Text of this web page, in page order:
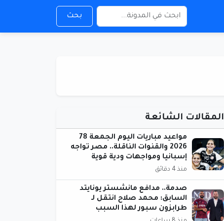
بحث
المقالات الشائعة
مواعيد مباريات اليوم الجمعة 78
2026 والقنوات الناقلة.. مصر تواجه
إسبانيا ومواجهات ودية قوية
منذ 4 دقائق
صدمة.. مدافع مانشستر يونايتد
السابق: محمد صلاح انتقل لـ
طرابزون سبور لهذا السبب